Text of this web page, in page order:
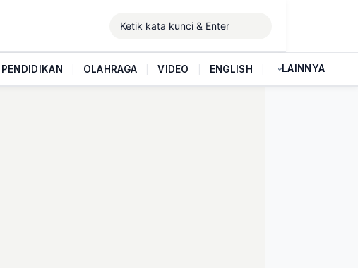
PENDIDIKAN OLAHRAGA VIDEO ENGLISH LAINNYA